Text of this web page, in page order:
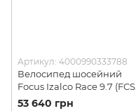
Артикул: 4000990333788
Велосипед шосейний
Focus Izalco Race 9.7 (FCS
633012132)
53 640 грн